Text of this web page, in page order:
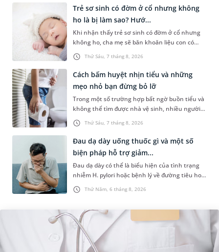
Thứ Sáu, 7 tháng 8, 2026
Trẻ sơ sinh có đờm ở cổ nhưng không
ho là bị làm sao? Hướ...
Khi nhận thấy trẻ sơ sinh có đờm ở cổ nhưng
không ho, cha mẹ sẽ băn khoăn liệu con có
đang mắc bệnh đường hô hấp hay không.
Những chia sẻ dưới đây sẽ giúp ch...
Thứ Sáu, 7 tháng 8, 2026
Cách bấm huyệt nhịn tiểu và những
mẹo nhỏ bạn đừng bỏ lỡ
Trong một số trường hợp bất ngờ buồn tiểu và
không thể tìm được nhà vệ sinh, nhiều người
đã áp dụng phương pháp bấm huyệt nhịn tiểu.
Vậy cách bấm huyệt nhịn...
Thứ Năm, 6 tháng 8, 2026
Đau dạ dày uống thuốc gì và một số
biện pháp hỗ trợ giảm...
Đau dạ dày có thể là biểu hiện của tình trạng
nhiễm H. pylori hoặc bệnh lý về đường tiêu hoá
khác. Dựa theo nguyên nhân cụ thể, bác sĩ sẽ
cân nhắc chỉ định p...